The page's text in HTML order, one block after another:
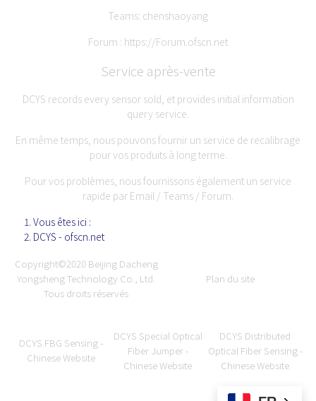
Teams: chenshaoyang
Forum : https://Forum.ofscn.net
Service après-vente
DCYS records every sensor sold, et provides initial information
query service.
En même temps, nous pouvons fournir un service de recalibrage
pour vos produits à long terme.
Pour vos problèmes, nous fournissons également un service
rapide par Email / Teams / Forum.
Vous êtes ici :
DCYS - ofscn.net
Copyright©2020 Beijing Dacheng
Yongsheng Technology Co., Ltd.
Tous droits réservés
Plan du site
DCYS FBG Sensing -
Chinese Website
DCYS Special Optical
Fiber Jumper -
Chinese Website
DCYS Distributed
Optical Fiber Sensing -
Chinese Website